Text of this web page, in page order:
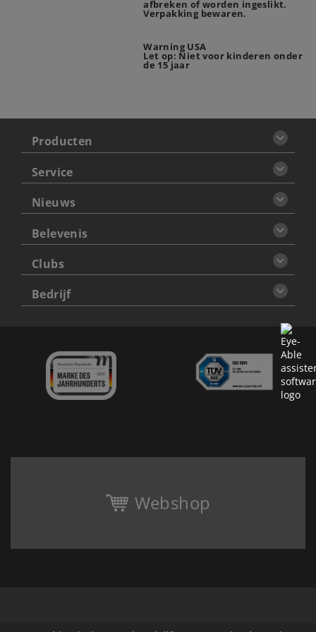
afbreken of worden ingeslikt.
Verpakking bewaren.
Warning USA
Let op: Niet voor kinderen onder
de 15 jaar
Producten
Service
Nieuws
Belevenis
Clubs
Bedrijf
Webshop